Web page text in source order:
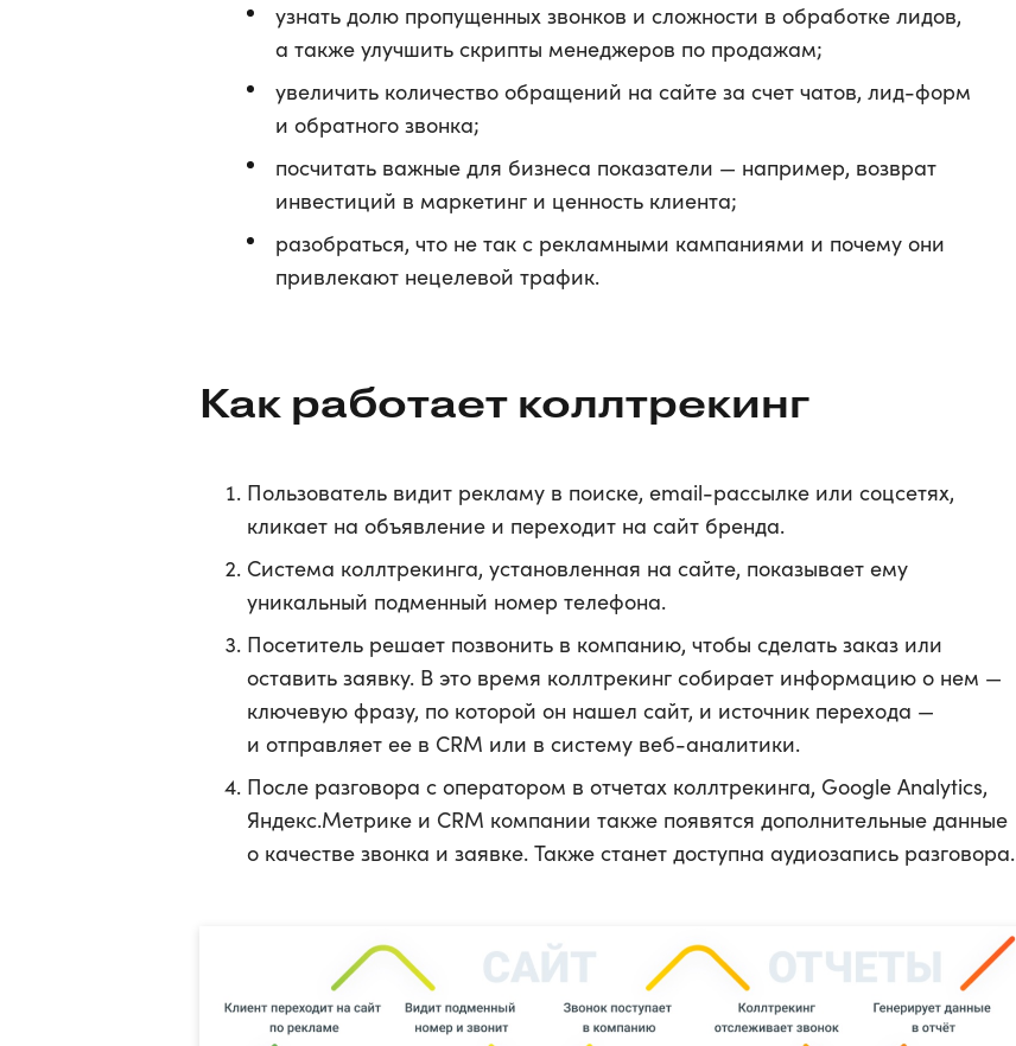
узнать долю пропущенных звонков и сложности в обработке лидов,
а также улучшить скрипты менеджеров по продажам;
увеличить количество обращений на сайте за счет чатов, лид-форм
и обратного звонка;
посчитать важные для бизнеса показатели — например, возврат
инвестиций в маркетинг и ценность клиента;
разобраться, что не так с рекламными кампаниями и почему они
привлекают нецелевой трафик.
Как работает коллтрекинг
Пользователь видит рекламу в поиске, email-рассылке или соцсетях,
кликает на объявление и переходит на сайт бренда.
Система коллтрекинга, установленная на сайте, показывает ему
уникальный подменный номер телефона.
Посетитель решает позвонить в компанию, чтобы сделать заказ или
оставить заявку. В это время коллтрекинг собирает информацию о нем —
ключевую фразу, по которой он нашел сайт, и источник перехода —
и отправляет ее в CRM или в систему веб-аналитики.
После разговора с оператором в отчетах коллтрекинга, Google Analytics,
Яндекс.Метрике и CRM компании также появятся дополнительные данные
о качестве звонка и заявке. Также станет доступна аудиозапись разговора.